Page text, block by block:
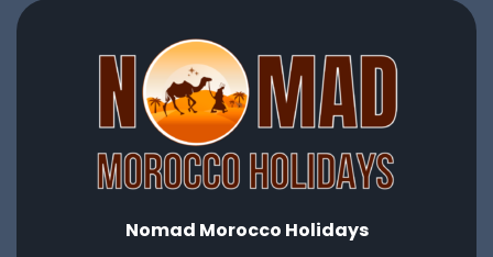
Nomad Morocco Holidays